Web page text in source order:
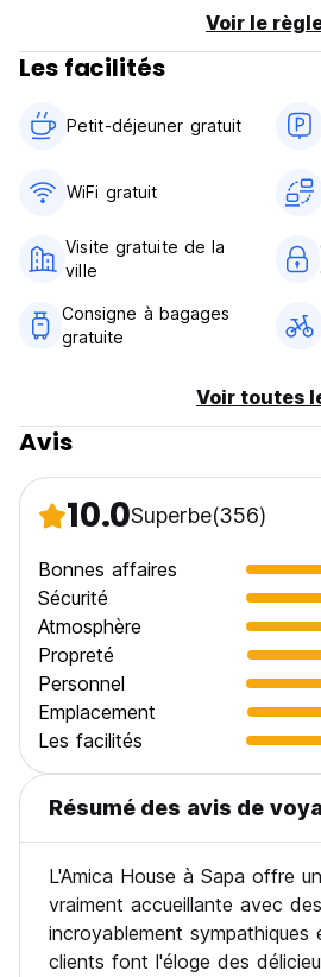
Voir le
Les facilités
Petit-déjeuner gratuit‎
WiFi gratuit
Visite gratuite de la
ville
Consigne à bagages
gratuite
Voir toutes
Avis
10.0Superbe(356)
Bonnes affaires
Sécurité
Atmosphère
Propreté
Personnel
Emplacement
Les facilités
Résumé des avis de
L'Amica House à Sapa offre
vraiment accueillante avec
incroyablement sympathiques
clients font l'éloge des